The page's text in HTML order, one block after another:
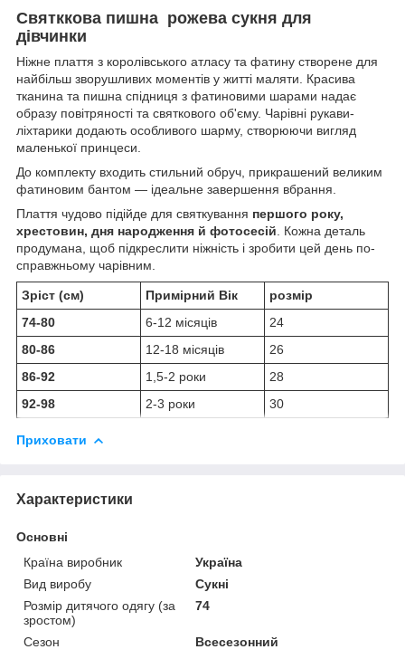
Святккова пишна рожева сукня для
дівчинки
Ніжне плаття з королівського атласу та фатину створене для
найбільш зворушливих моментів у житті маляти. Красива
тканина та пишна спідниця з фатиновими шарами надає
образу повітряності та святкового об'єму. Чарівні рукави-
ліхтарики додають особливого шарму, створюючи вигляд
маленької принцеси.
До комплекту входить стильний обруч, прикрашений великим
фатиновим бантом — ідеальне завершення вбрання.
Плаття чудово підійде для святкування першого року,
хрестовин, дня народження й фотосесій . Кожна деталь
продумана, щоб підкреслити ніжність і зробити цей день по-
справжньому чарівним.
Зріст (см) Примірний Вік
розмір
74-80
6-12 місяців
24
80-86
12-18 місяців
26
86-92
1,5-2 роки
28
92-98
2-3 роки 30
Приховати
Характеристики
Основні
Країна виробник
Україна
Вид виробу
Сукні
Розмір дитячого одягу (за
зростом)
74
Сезон
Всесезонний